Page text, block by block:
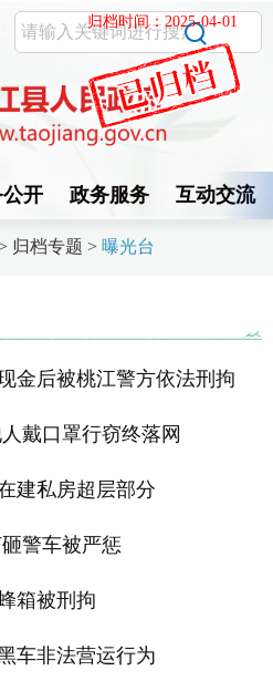
开 政务服务 互动交流
归档时间：2025-04-01
归档专题 > 曝光台
金后被桃江警方依法刑拘
戴口罩行窃终落网
建私房超层部分
警车被严惩
箱被刑拘
车非法营运行为